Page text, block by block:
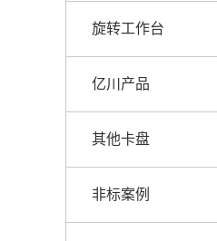
旋转工作台
亿川产品
其他卡盘
非标案例